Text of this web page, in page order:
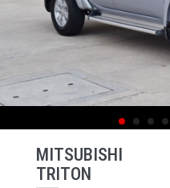
MITSUBISHI
TRITON